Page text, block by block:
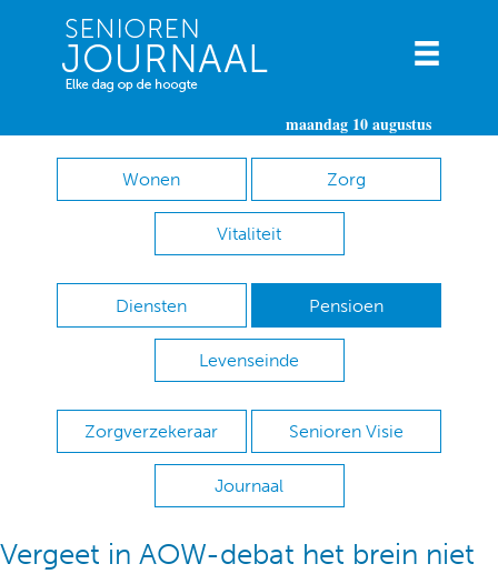
maandag 10 augustus
Wonen Zorg
Vitaliteit
Diensten Pensioen
Levenseinde
Zorgverzekeraar Senioren Visie
Journaal
Vergeet in AOW-debat het brein niet